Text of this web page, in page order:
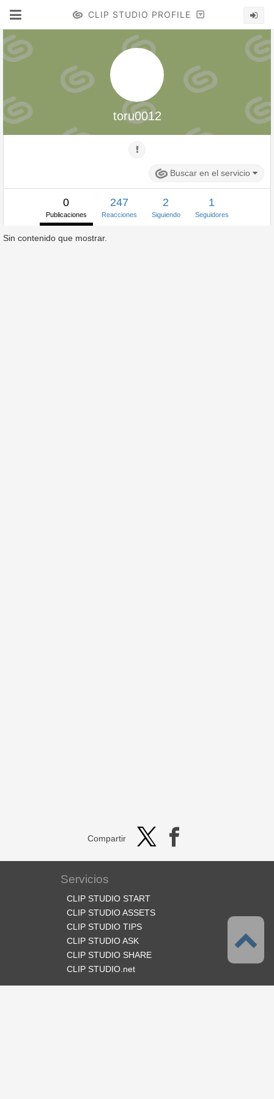
CLIP STUDIO PROFILE
toru0012
Buscar en el servicio
0
Publicaciones
247
Reacciones
2
Siguiendo
1
Seguidores
Sin contenido que mostrar.
Compartir
Servicios
CLIP STUDIO START
CLIP STUDIO ASSETS
CLIP STUDIO TIPS
CLIP STUDIO ASK
CLIP STUDIO SHARE
CLIP STUDIO.net